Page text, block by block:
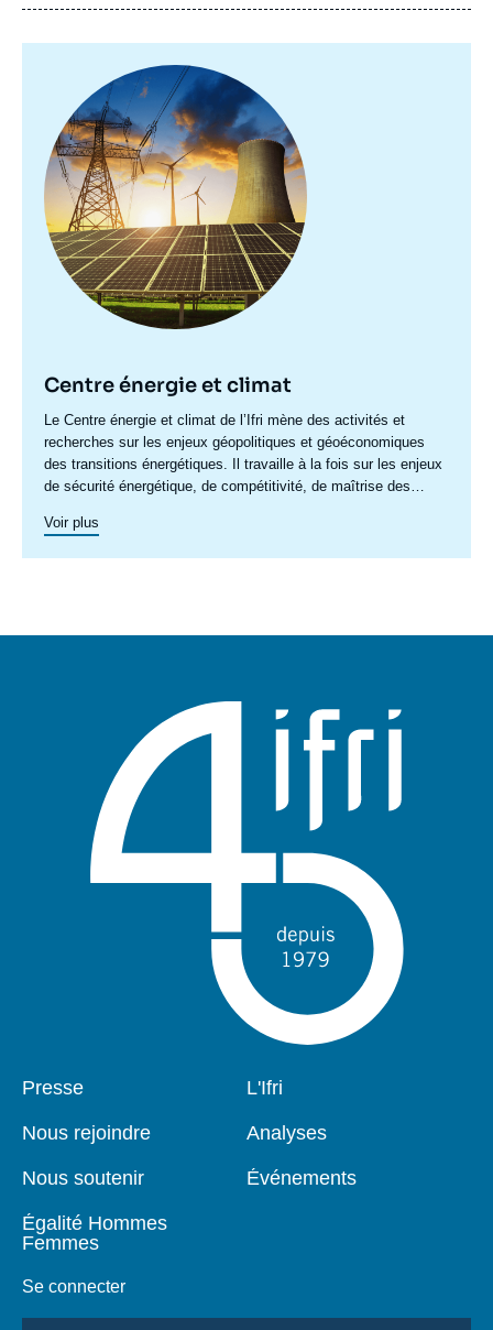
principale
Centre énergie et climat
Accroche
centre
Le Centre énergie et climat de l’Ifri mène des activités et
recherches sur les enjeux géopolitiques et géoéconomiques
des transitions énergétiques. Il travaille à la fois sur les enjeux
de sécurité énergétique, de compétitivité, de maîtrise des
des politiques européennes de l’énergie et du climat, et des
internationales et d'événements à Paris et à Bruxelles,
Voir plus
Pied
Presse
Nous rejoindre
Nous soutenir
Égalité Hommes
Femmes
Se connecter
Navigation
L'Ifri
Analyses
Événements